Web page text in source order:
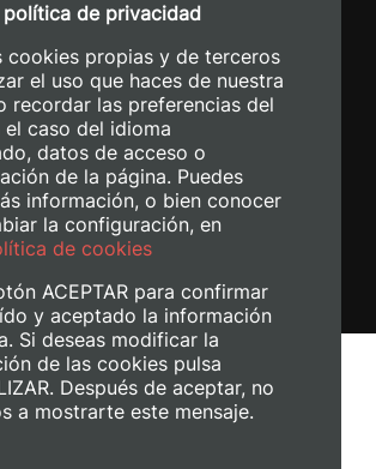
+34 620 04 00 50
Avís legal
Política de cookies
de privacidad
cookies propias y de terceros
el uso que haces de nuestra
recordar las preferencias del
el caso del idioma
datos de acceso o
de la página. Puedes
información, o bien conocer
la configuración, en
de cookies
ACEPTAR para confirmar
y aceptado la información
Si deseas modificar la
de las cookies pulsa
Después de aceptar, no
a mostrarte este mensaje.